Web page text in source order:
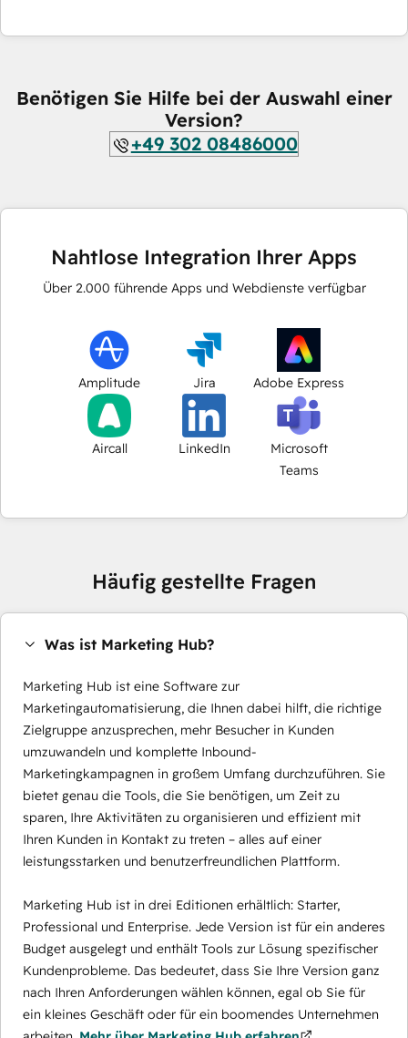
Benötigen Sie Hilfe bei der Auswahl einer
Version?
+49 302 08486000
Nahtlose Integration Ihrer Apps
Über 2.000 führende Apps und Webdienste verfügbar
Amplitude Jira Adobe Express
Aircall LinkedIn
Microsoft
Teams
Häufig gestellte Fragen
Was ist Marketing Hub?
Marketing Hub ist eine Software zur
Marketingautomatisierung, die Ihnen dabei hilft, die richtige
Zielgruppe anzusprechen, mehr Besucher in Kunden
umzuwandeln und komplette Inbound-
Marketingkampagnen in großem Umfang durchzuführen. Sie
bietet genau die Tools, die Sie benötigen, um Zeit zu
sparen, Ihre Aktivitäten zu organisieren und effizient mit
Ihren Kunden in Kontakt zu treten – alles auf einer
leistungsstarken und benutzerfreundlichen Plattform.
Marketing Hub ist in drei Editionen erhältlich: Starter,
Professional und Enterprise. Jede Version ist für ein anderes
Budget ausgelegt und enthält Tools zur Lösung spezifischer
Kundenprobleme. Das bedeutet, dass Sie Ihre Version ganz
nach Ihren Anforderungen wählen können, egal ob Sie für
ein kleines Geschäft oder für ein boomendes Unternehmen